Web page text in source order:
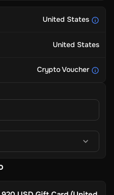
United States
United States
Crypto Voucher